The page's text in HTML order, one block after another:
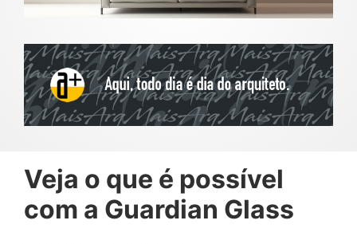
Veja o que é possível
com a Guardian Glass